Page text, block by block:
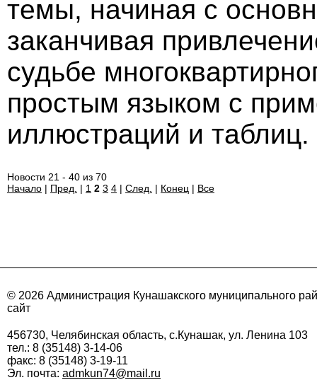
темы, начиная с
заканчивая
судьбе
простым языком с
иллюстраций и
Новости 21 - 40 из 70
Начало | Пред. | 1 2 3 4 | След. | Конец | Все
© 2026 Администрация Кунашакского муниципального
сайт
456730, Челябинская область, с.Кунашак, ул. Ленина 103
тел.: 8 (35148) 3-14-06
факс: 8 (35148) 3-19-11
Эл. почта: admkun74@mail.ru